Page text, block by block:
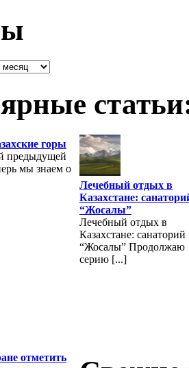
горы
предыдущей
мы знаем о
Лечебный отдых в
Казахстане:
“Жосалы”
Лечебный отдых в
Казахстане: санаторий
“Жосалы” Продолжаю
серию [...]
отметить